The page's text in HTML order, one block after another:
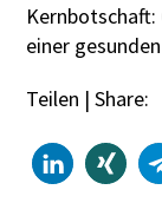
Kernbotschaft:
einer
Teilen | Share: